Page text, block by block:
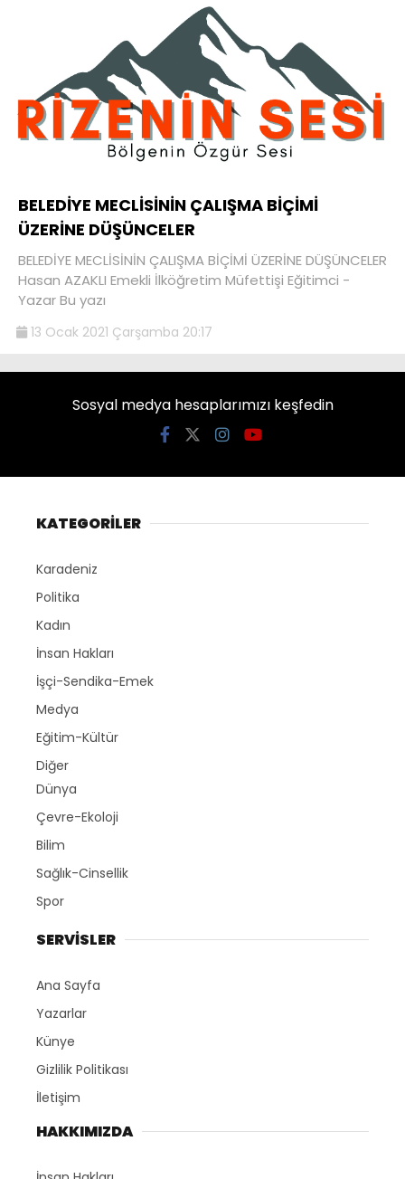
BELEDİYE MECLİSİNİN ÇALIŞMA BİÇİMİ
ÜZERİNE DÜŞÜNCELER
BELEDİYE MECLİSİNİN ÇALIŞMA BİÇİMİ ÜZERİNE DÜŞÜNCELER
Hasan AZAKLI Emekli İlköğretim Müfettişi Eğitimci -
Yazar Bu yazı
13 Ocak 2021 Çarşamba 20:17
Sosyal medya hesaplarımızı keşfedin
KATEGORİLER
Karadeniz
Politika
Kadın
İnsan Hakları
İşçi-Sendika-Emek
Medya
Eğitim-Kültür
Diğer
Dünya
Çevre-Ekoloji
Bilim
Sağlık-Cinsellik
Spor
SERVİSLER
Ana Sayfa
Yazarlar
Künye
Gizlilik Politikası
İletişim
HAKKIMIZDA